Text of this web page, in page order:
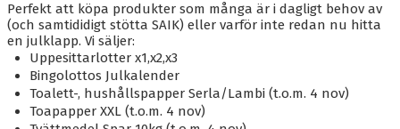
KALENDER
VÅRA LAG/TRÄNARE
GAMLA AIK
Perfekt att köpa produkter som många är i dagligt behov av
(och samtididigt stötta SAIK) eller varför inte redan nu hitta
en julklapp. Vi säljer:
Uppesittarlotter x1,x2,x3
Bingolottos Julkalender
Toalett-, hushållspapper Serla/Lambi (t.o.m. 4 nov)
Toapapper XXL (t.o.m. 4 nov)